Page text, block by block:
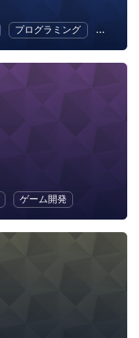
プログラミング 初心者
ゲーム開発